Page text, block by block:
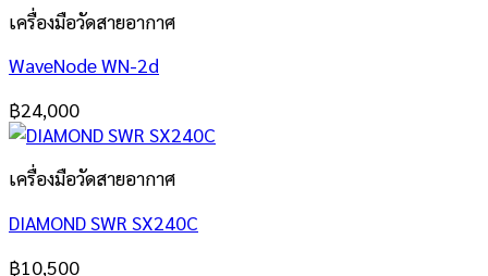
เครื่องมือวัดสายอากาศ
WaveNode WN-2d
฿24,000
เครื่องมือวัดสายอากาศ
DIAMOND SWR SX240C
฿10,500